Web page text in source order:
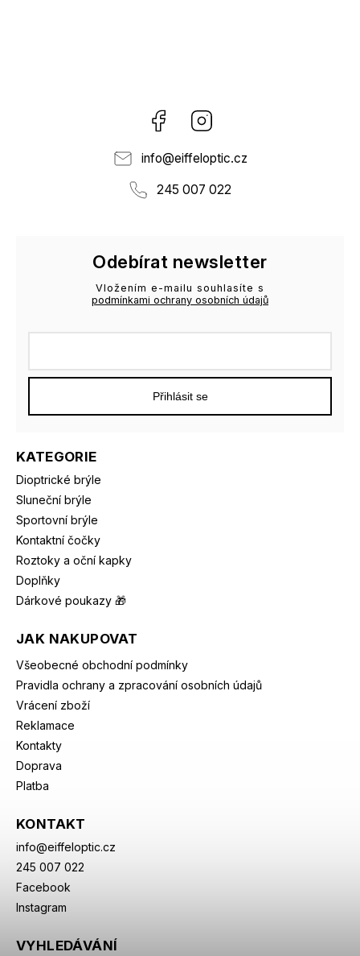
Facebook
info@eiffeloptic.cz
245 007 022
KATEGORIE
Dioptrické brýle
Sluneční brýle
Sportovní brýle
Kontaktní čočky
Roztoky a oční kapky
Doplňky
Dárkové poukazy 🎁
JAK NAKUPOVAT
Všeobecné obchodní podmínky
Pravidla ochrany a zpracování osobních údajů
Vrácení zboží
Reklamace
Kontakty
Doprava
Platba
KONTAKT
info@eiffeloptic.cz
245 007 022
Facebook
Instagram
Odebírat newsletter
Vložením e-mailu souhlasíte s
podmínkami ochrany osobních údajů
Přihlásit se
VYHLEDÁVÁNÍ